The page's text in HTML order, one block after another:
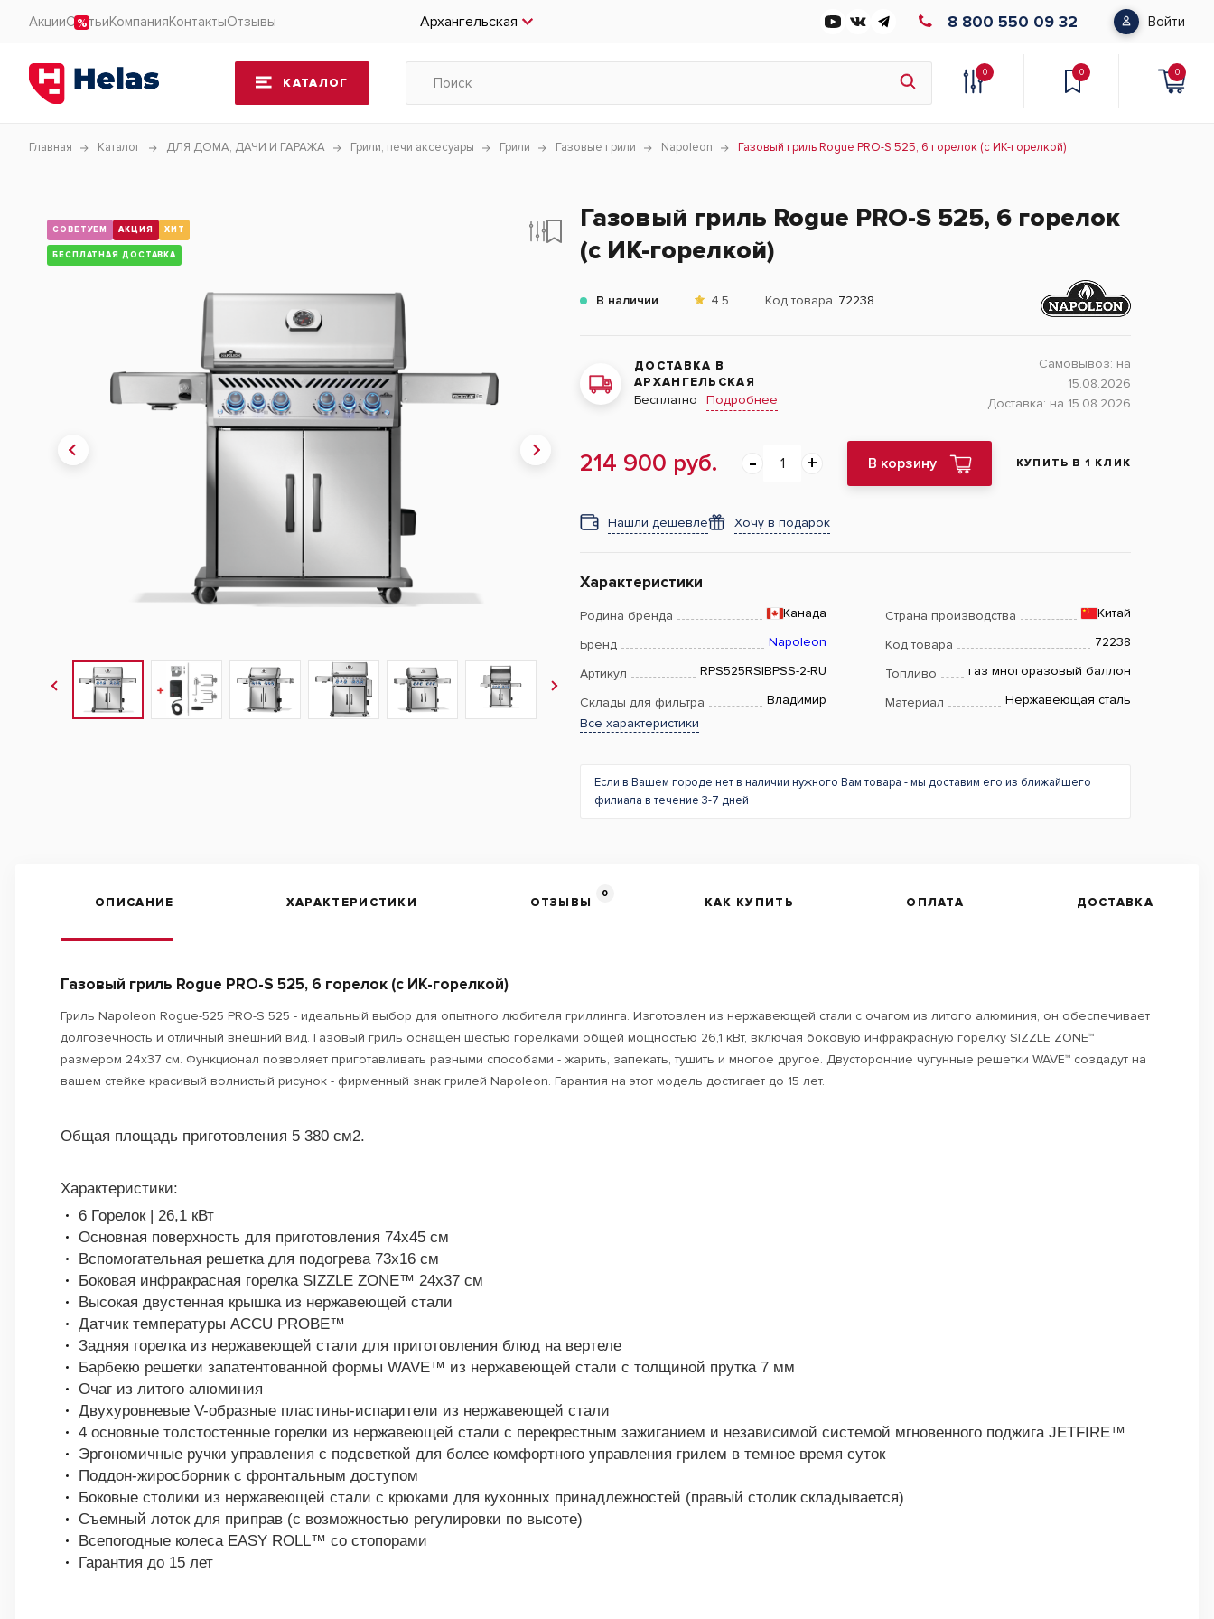
АкцииСтатьиКомпанияКонтактыОтзывы Архангельская 8 800 550 09 32 Войти
КАТАЛОГ
0 0 0
Главная Каталог ДЛЯ ДОМА, ДАЧИ И ГАРАЖА Грили, печи аксесуары Грили Газовые грили Napoleon Газовый гриль Rogue PRO-S 525, 6 горелок (с ИК-горелкой)
СОВЕТУЕМ АКЦИЯ ХИТ
БЕСПЛАТНАЯ ДОСТАВКА
Газовый гриль Rogue PRO-S 525, 6 горелок
(с ИК-горелкой)
В наличии 4.5 Код товара 72238
ДОСТАВКА В
АРХАНГЕЛЬСКАЯ
Бесплатно Подробнее
Самовывоз: на
15.08.2026
Доставка: на 15.08.2026
214 900 руб. В корзину КУПИТЬ В 1 КЛИК
Нашли дешевле Хочу в подарок
Характеристики
Родина бренда Канада Страна производства Китай
Бренд Napoleon Код товара 72238
Артикул RPS525RSIBPSS-2-RU Топливо газ многоразовый баллон
Склады для фильтра Владимир Материал
Нержавеющая сталь
Все характеристики
Если в Вашем городе нет в наличии нужного Вам товара - мы доставим его из ближайшего
филиала в течение 3-7 дней
ОПИСАНИЕ ХАРАКТЕРИСТИКИ ОТЗЫВЫ
0
КАК КУПИТЬ ОПЛАТА ДОСТАВКА
Газовый гриль Rogue PRO-S 525, 6 горелок (с ИК-горелкой)
Гриль Napoleon Rogue-525 PRO-S 525 - идеальный выбор для опытного любителя гриллинга. Изготовлен из нержавеющей стали с очагом из литого алюминия, он обеспечивает
долговечность и отличный внешний вид. Газовый гриль оснащен шестью горелками общей мощностью 26,1 кВт, включая боковую инфракрасную горелку SIZZLE ZONE™
размером 24х37 см. Функционал позволяет приготавливать разными способами - жарить, запекать, тушить и многое другое. Двусторонние чугунные решетки WAVE™ создадут на
вашем стейке красивый волнистый рисунок - фирменный знак грилей Napoleon. Гарантия на этот модель достигает до 15 лет.
Общая площадь приготовления 5 380 см2.
Характеристики:
6 Горелок | 26,1 кВт
Основная поверхность для приготовления 74х45 см
Вспомогательная решетка для подогрева 73х16 см
Боковая инфракрасная горелка SIZZLE ZONE™ 24х37 см
Высокая двустенная крышка из нержавеющей стали
Датчик температуры ACCU PROBE™
Задняя горелка из нержавеющей стали для приготовления блюд на вертеле
Барбекю решетки запатентованной формы WAVE™ из нержавеющей стали с толщиной прутка 7 мм
Очаг из литого алюминия
Двухуровневые V-образные пластины-испарители из нержавеющей стали
4 основные толстостенные горелки из нержавеющей стали с перекрестным зажиганием и независимой системой мгновенного поджига JETFIRE™
Эргономичные ручки управления с подсветкой для более комфортного управления грилем в темное время суток
Поддон-жиросборник с фронтальным доступом
Боковые столики из нержавеющей стали с крюками для кухонных принадлежностей (правый столик складывается)
Съемный лоток для приправ (с возможностью регулировки по высоте)
Всепогодные колеса EASY ROLL™ со стопорами
Гарантия до 15 лет